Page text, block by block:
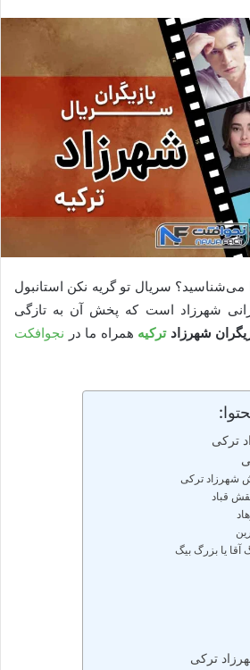
می‌شناسید؟ سریال تو گریه نکن استانبول
شهرزاد است که پخش آن به تازگی
شهرزادترکیه همراه ما در نجوافکت
ترکی
شهرزاد ترکی
قباد
آقا یا بزرگ بیگ
ترکی